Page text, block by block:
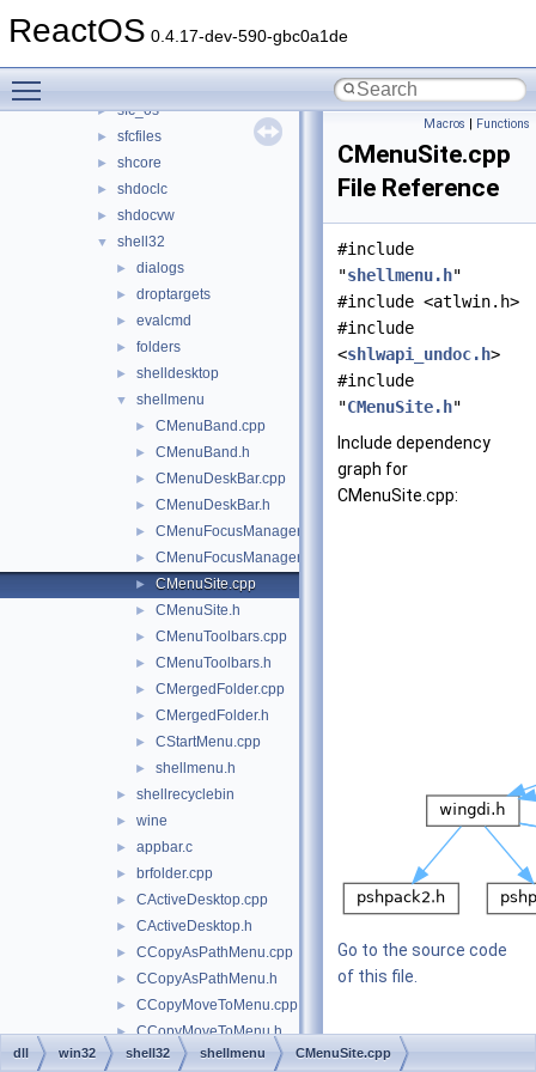
ReactOS 0.4.17-dev-590-gbc0a1de
► serialui
► sfc_os
► sfcfiles
► shcore
► shdoclc
► shdocvw
▼ shell32
► dialogs
► droptargets
► evalcmd
► folders
► shelldesktop
▼ shellmenu
► CMenuBand.cpp
► CMenuBand.h
► CMenuDeskBar.cpp
► CMenuDeskBar.h
► CMenuFocusManager.cpp
► CMenuFocusManager.h
► CMenuSite.cpp
► CMenuSite.h
► CMenuToolbars.cpp
► CMenuToolbars.h
► CMergedFolder.cpp
► CMergedFolder.h
► CStartMenu.cpp
► shellmenu.h
► shellrecyclebin
► wine
► appbar.c
► brfolder.cpp
► CActiveDesktop.cpp
► CActiveDesktop.h
► CCopyAsPathMenu.cpp
► CCopyAsPathMenu.h
► CCopyMoveToMenu.cpp
► CCopyMoveToMenu.h
► CDefaultContextMenu.cpp
Macros | Functions
CMenuSite.cpp
File Reference
#include
"shellmenu.h"
#include <atlwin.h>
#include
<shlwapi_undoc.h>
#include
"CMenuSite.h"
Include dependency
graph for
CMenuSite.cpp:
Go to the source code
of this file.
Macros
dll win32 shell32 shellmenu CMenuSite.cpp